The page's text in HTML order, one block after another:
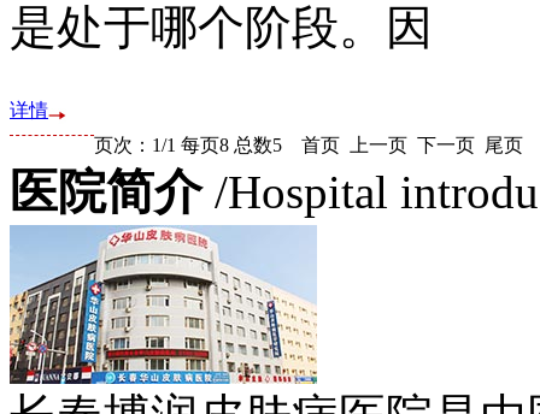
是处于哪个阶段。因
详情
页次：1/1 每页8 总数5 首页 上一页 下一页 尾页
医院简介/Hospital